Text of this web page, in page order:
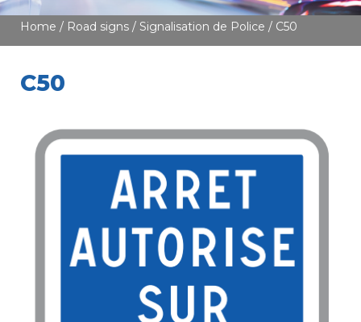
Home / Road signs / Signalisation de Police / C50
C50